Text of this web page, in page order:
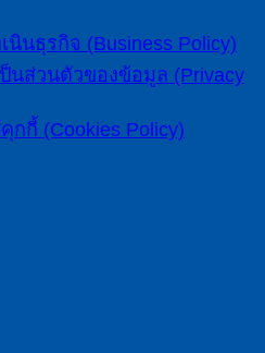
นินธุรกิจ (Business Policy)
นส่วนตัวของข้อมูล (Privacy
กกี้ (Cookies Policy)